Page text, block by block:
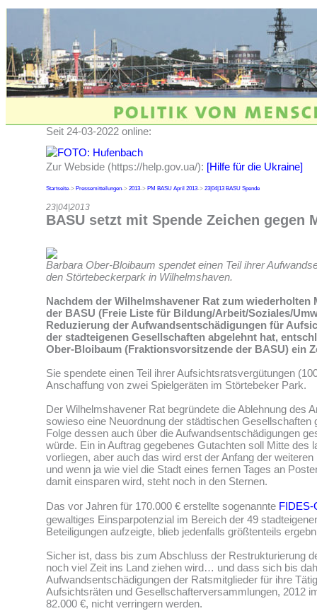
Seit 24-03-2022 online:
Zur Webside (https://help.gov.ua/): [Hilfe für die Ukraine]
Startseite-> Pressemitteilungen-> 2013-> PM BASU April 2013-> 23|04|13 BASU Spende
23|04|2013
BASU setzt mit Spende Zeichen gegen
Barbara Ober-Bloibaum spendet einen Teil ihrer
den Störtebeckerpark in Wilhelmshaven.
Nachdem der Wilhelmshavener Rat zum wiederholten
der BASU (Freie Liste für Bildung/Arbeit/Soziales/
Reduzierung der Aufwandsentschädigungen für
der stadteigenen Gesellschaften abgelehnt hat,
Ober-Bloibaum (Fraktionsvorsitzende der BASU) ein
Sie spendete einen Teil ihrer Aufsichtsratsvergütungen
Anschaffung von zwei Spielgeräten im Störtebeker Park.
Der Wilhelmshavener Rat begründete die Ablehnung des
sowieso eine Neuordnung der städtischen Gesellschaften
Folge dessen auch über die Aufwandsentschädigungen
würde. Ein in Auftrag gegebenes Gutachten soll Mitte des
vorliegen, aber auch das wird erst der Anfang der
und wenn ja wie viel die Stadt eines fernen Tages an
damit einsparen wird, steht noch in den Sternen.
Das vor Jahren für 170.000 € erstellte sogenannte FIDES-
gewaltiges Einsparpotenzial im Bereich der 49
Beteiligungen aufzeigte, blieb jedenfalls größtenteils
Sicher ist, dass bis zum Abschluss der Restrukturierung
noch viel Zeit ins Land ziehen wird… und dass sich bis
Aufwandsentschädigungen der Ratsmitglieder für ihre
Aufsichtsräten und Gesellschafterversammlungen, 2012
82.000 €, nicht verringern werden.